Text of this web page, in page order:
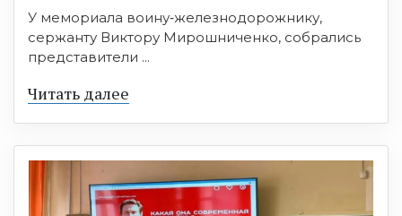
У мемориала воину‑железнодорожнику,
сержанту Виктору Мирошниченко, собрались
представители ...
Читать далее